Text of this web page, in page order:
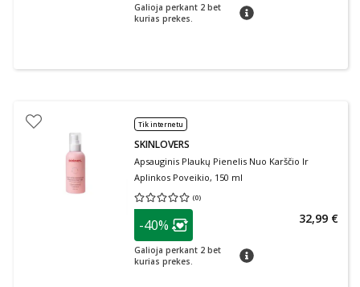
Galioja perkant 2 bet
kurias prekes.
patarimas
Tik internetu
SKINLOVERS
Apsauginis Plaukų Pienelis Nuo Karščio Ir
Aplinkos Poveikio, 150 ml
(0)
Vidutinis įvertinimas 0.00
patarimas
Lojalumo klubo narių nuolaida
-40%
Galioja perkant 2 bet
kurias prekes.
patarimas
32,99 €